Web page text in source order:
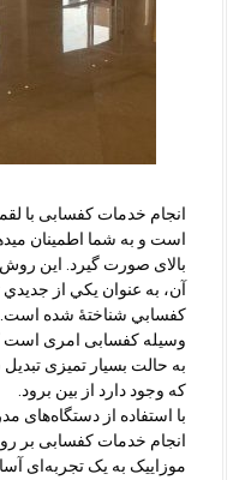
انجام خدمات کفسابی با
است و به شما اطمینان
بالای صورت گیرد. این
آن، به عنوان يكي از
كفسابي شناختۀ شده
وسیله کفسابی امری
به حالت بسیار تمیزی
که وجود دارد از بین برود.
با استفاده از
انجام خدمات کفسابی
موزاییک به یک تجربه‌ای